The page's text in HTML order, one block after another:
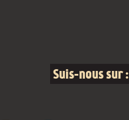
Suis-nous sur :